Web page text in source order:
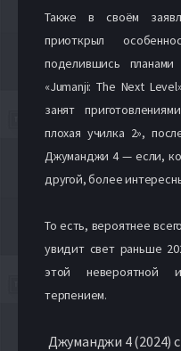
Также в своём
приоткрыл
поделившись планами
«Jumanji: The Next
занят
плохая училка 2»,
Джуманджи 4 — если,
другой, более
То есть, вероятнее
увидит свет раньше
этой невероятной
терпением.
Джуманджи 4 (2024)